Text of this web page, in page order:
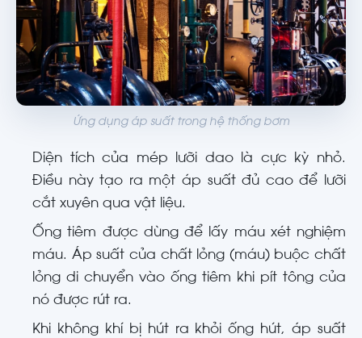
Ứng dụng áp suất trong hệ thống bơm
Diện tích của mép lưỡi dao là cực kỳ nhỏ.
Điều này tạo ra một áp suất đủ cao để lưỡi
cắt xuyên qua vật liệu.
Ống tiêm được dùng để lấy máu xét nghiệm
máu. Áp suất của chất lỏng (máu) buộc chất
lỏng di chuyển vào ống tiêm khi pít tông của
nó được rút ra.
Khi không khí bị hút ra khỏi ống hút, áp suất